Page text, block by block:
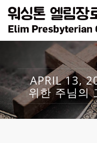
APRIL 13,
위한 주님의